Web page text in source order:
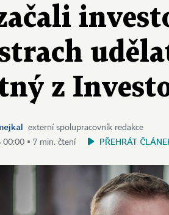
z
externí spolupracovník redakce
00:00 ▪ 7 min. čtení
PŘEHRÁT